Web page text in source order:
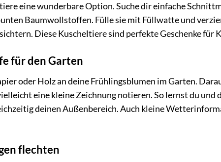
eine wunderbare Option. Suche dir einfache
Baumwollstoffen. Fülle sie mit Füllwatte und
Diese Kuscheltiere sind perfekte Geschenke für
für den Garten
oder Holz an deine Frühlingsblumen im Garten.
eine kleine Zeichnung notieren. So lernst du und
deinen Außenbereich. Auch kleine
flechten